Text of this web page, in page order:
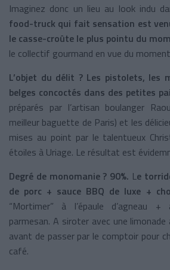
Imaginez donc un lieu au look indu
food-truck qui fait sensation est
le casse-croûte le plus pointu du
le collectif gourmand en vue du
L’objet du délit ? Les pistolets, les
belges concoctés dans des petites
préparés par l’artisan boulanger
meilleur baguette de Paris) et les
mises au point par le talentueux
étoiles à Uriage. Le résultat est
Degré de monomanie ? 90%. Le
de porc + sauce BBQ de luxe +
“Mortimer” à l’épaule d’agneau
parmesan. A siroter avec une
avant de passer par le comptoir pour
café.